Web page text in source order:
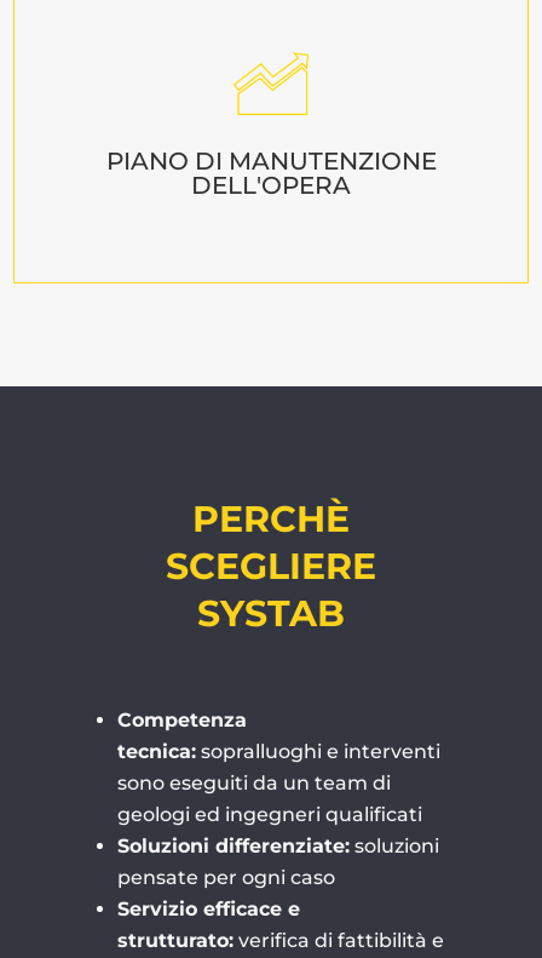
PIANO DI MANUTENZIONE
DELL'OPERA
PERCHÈ
SCEGLIERE
SYSTAB
Competenza
tecnica: sopralluoghi e interventi
sono eseguiti da un team di
geologi ed ingegneri qualificati
Soluzioni differenziate: soluzioni
pensate per ogni caso
Servizio efficace e
strutturato: verifica di fattibilità e